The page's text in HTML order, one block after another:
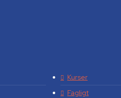
Kurser
Fagligt